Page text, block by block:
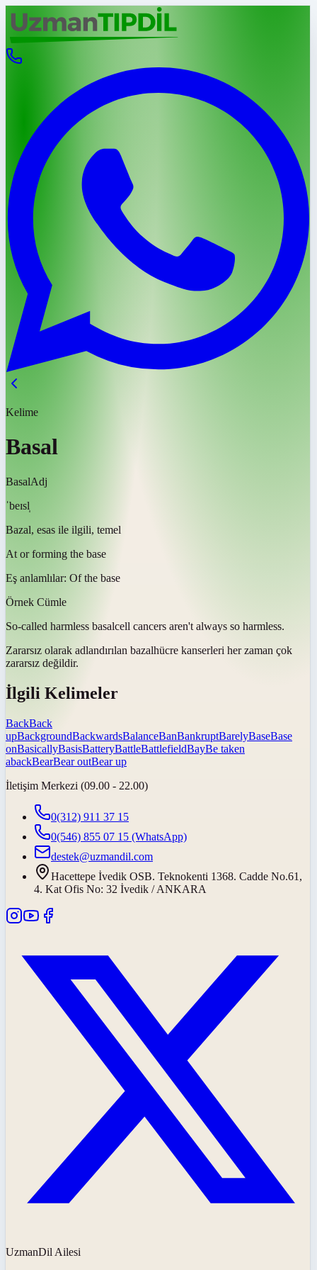
Kelime
Basal
BasalAdj
ˈbeɪsl̩
Bazal, esas ile ilgili, temel
At or forming the base
Eş anlamlılar: Of the base
Örnek Cümle
So-called harmless basalcell cancers aren't always so harmless.
Zararsız olarak adlandırılan bazalhücre kanserleri her zaman çok
zararsız değildir.
İlgili Kelimeler
BackBack
upBackgroundBackwardsBalanceBanBankruptBarelyBaseBase
onBasicallyBasisBatteryBattleBattlefieldBayBe taken
abackBearBear outBear up
İletişim Merkezi (09.00 - 22.00)
0(312) 911 37 15
0(546) 855 07 15 (WhatsApp)
destek@uzmandil.com
Hacettepe İvedik OSB. Teknokenti 1368. Cadde No.61,
4. Kat Ofis No: 32 İvedik / ANKARA
UzmanDil Ailesi